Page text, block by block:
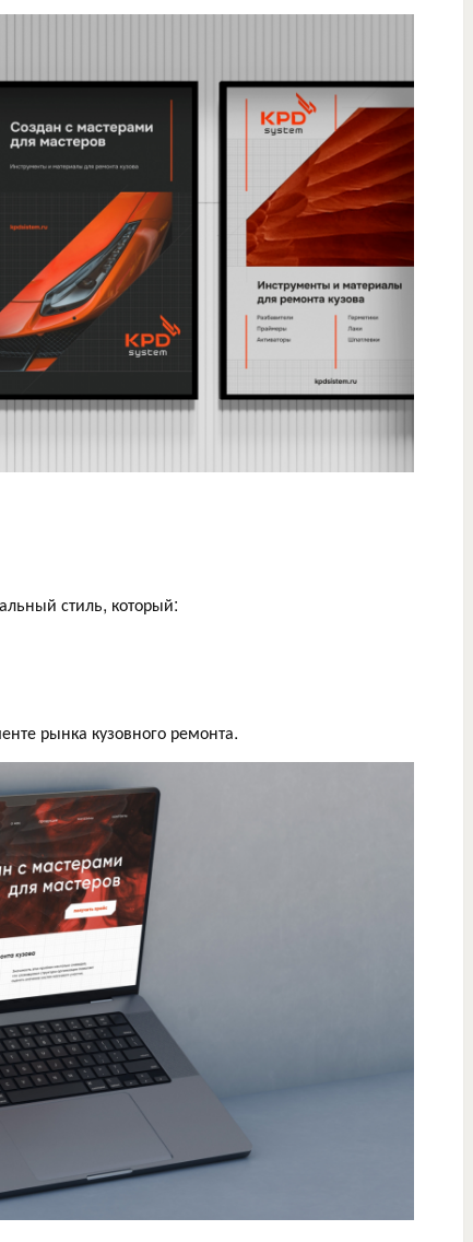
стиль, который:
рынка кузовного ремонта.